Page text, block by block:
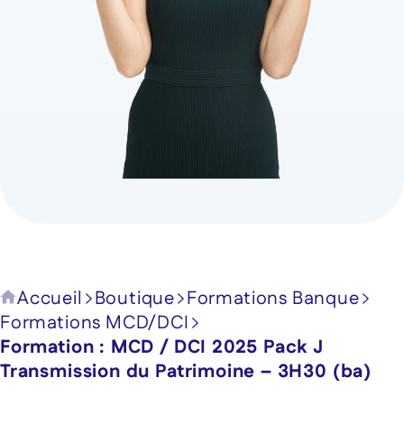
Accueil Boutique Formations Banque
Formations MCD/DCI
Formation : MCD / DCI 2025 Pack J
Transmission du Patrimoine – 3H30 (ba)